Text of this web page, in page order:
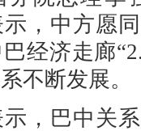
，中方愿
经济走廊
不断发展。
，巴中关